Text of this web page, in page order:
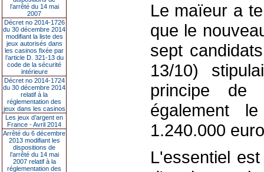
l’arrêté du 14 mai
2007
Décret no 2014-1726
du 30 décembre 2014
modifiant la liste des
jeux autorisés dans
les casinos fixée par
l’article D. 321-13 du
code de la sécurité
intérieure
Décret no 2014-1724
du 30 décembre 2014
relatif à la
réglementation des
jeux dans les casinos
Les jeux d’argent en
France - Avril 2014
Arrêté du 6 décembre
2013 modifiant les
dispositions de
l’arrêté du 14 mai
2007 relatif à la
réglementation des
Le maïeur a
que le
sept
13/10)
principe de
également
1.240.000
L'essentiel